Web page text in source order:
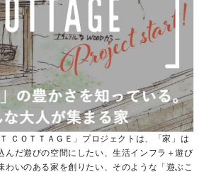
ＣＯＴＴＡＧＥ」プロジェクトは、「家」は
んだ遊びの空間にしたい、生活インフラ＋遊び
わいのある家を創りたい、そのような「遊ぶこ